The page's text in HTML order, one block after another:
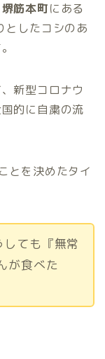
堺筋本町にある
としたコシのあ
新型コロナウ
的に自粛の流
とを決めたタイ
ても『無常
が食べた